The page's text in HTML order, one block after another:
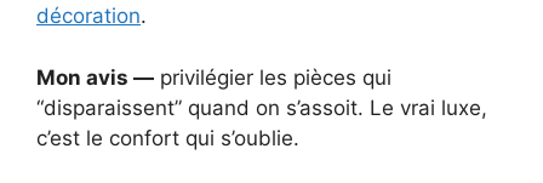
décoration.
Mon avis — privilégier les pièces qui
“disparaissent” quand on s’assoit. Le vrai luxe,
c’est le confort qui s’oublie.